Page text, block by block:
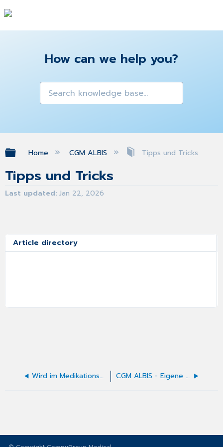
How can we help you?
Expand/collapse global hierarchy
Home CGM ALBIS Tipps und Tricks
Tipps und Tricks
Last updated Jan 22, 2026
Article directory
Wird im Medikationsplan auch zwischen Dauermedikamenten und Akutmedikation unterschieden? CGM ALBIS - Eigene Diagnosetexte in der Karteikarte verwenden